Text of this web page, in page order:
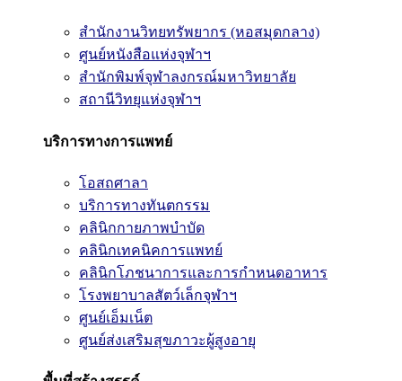
สำนักงานวิทยทรัพยากร (หอสมุดกลาง)
ศูนย์หนังสือแห่งจุฬาฯ
สำนักพิมพ์จุฬาลงกรณ์มหาวิทยาลัย
สถานีวิทยุแห่งจุฬาฯ
บริการทางการแพทย์
โอสถศาลา
บริการทางทันตกรรม
คลินิกกายภาพบำบัด
คลินิกเทคนิคการแพทย์
คลินิกโภชนาการและการกำหนดอาหาร
โรงพยาบาลสัตว์เล็กจุฬาฯ
ศูนย์เอ็มเน็ต
ศูนย์ส่งเสริมสุขภาวะผู้สูงอายุ